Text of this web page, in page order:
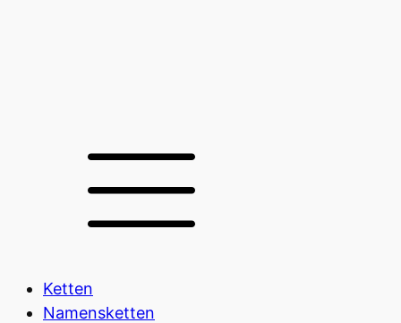
Ketten
Namensketten